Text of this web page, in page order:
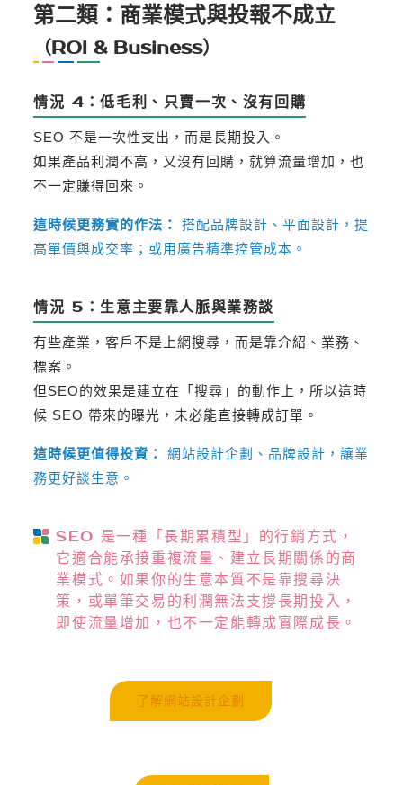
第二類：商業模式與投報不成立
（ROI & Business）
情況 4：低毛利、只賣一次、沒有回購
SEO 不是一次性支出，而是長期投入。
如果產品利潤不高，又沒有回購，就算流量增加，也
不一定賺得回來。
這時候更務實的作法：
搭配品牌設計、平面設計，提
高單價與成交率；或用廣告精準控管成本。
情況 5：生意主要靠人脈與業務談
有些產業，客戶不是上網搜尋，而是靠介紹、業務、
標案。
但SEO的效果是建立在「搜尋」的動作上，所以這時
候 SEO 帶來的曝光，未必能直接轉成訂單。
這時候更值得投資：
網站設計企劃、品牌設計，讓業
務更好談生意。
SEO 是一種「長期累積型」的行銷方式，
它適合能承接重複流量、建立長期關係的商
業模式。如果你的生意本質不是靠搜尋決
策，或單筆交易的利潤無法支撐長期投入，
即使流量增加，也不一定能轉成實際成長。
了解網站設計企劃